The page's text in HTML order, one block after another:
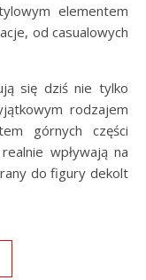
elementem
od casualowych
się dziś nie tylko
rodzajem
górnych części
wpływają na
do figury dekolt